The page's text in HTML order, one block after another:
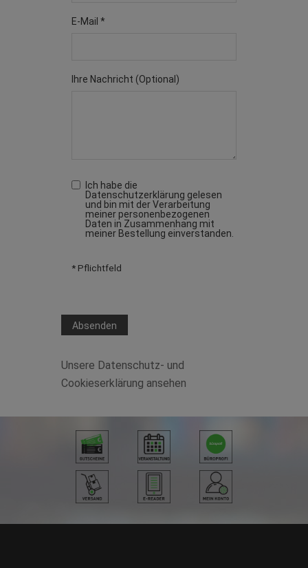
E-Mail *
Ihre Nachricht (optional)
Ich habe die
Datenschutzerklärung gelesen
und bin mit der Verarbeitung
meiner personenbezogenen
Daten in Zusammenhang mit
meiner Bestellung einverstanden.
* Pflichtfeld
Absenden
Unsere Datenschutz- und
Cookieserklärung ansehen